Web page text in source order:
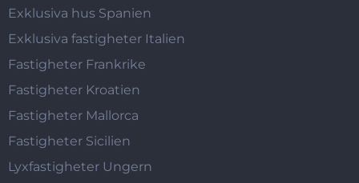
Exklusiva hus Spanien
Exklusiva fastigheter Italien
Fastigheter Frankrike
Fastigheter Kroatien
Fastigheter Mallorca
Fastigheter Sicilien
Lyxfastigheter Ungern